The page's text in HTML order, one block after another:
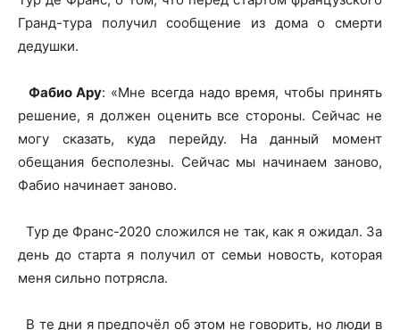
Гранд-тура получил сообщение из дома о смерти
дедушки.
Фабио Ару: «Мне всегда надо время, чтобы принять
решение, я должен оценить все стороны. Сейчас не
могу сказать, куда перейду. На данный момент
обещания бесполезны. Сейчас мы начинаем заново,
Фабио начинает заново.
Тур де Франс-2020 сложился не так, как я ожидал. За
день до старта я получил от семьи новость, которая
меня сильно потрясла.
В те дни я предпочёл об этом не говорить, но люди в